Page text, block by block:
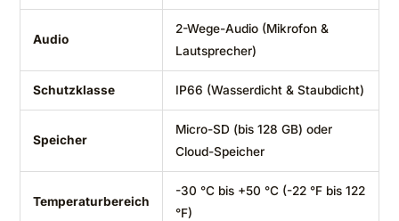
Audio
2-Wege-Audio (Mikrofon &
Lautsprecher)
Schutzklasse IP66 (Wasserdicht & Staubdicht)
Speicher
Micro-SD (bis 128 GB) oder
Cloud-Speicher
Temperaturbereich
-30 °C bis +50 °C (-22 °F bis 122
°F)